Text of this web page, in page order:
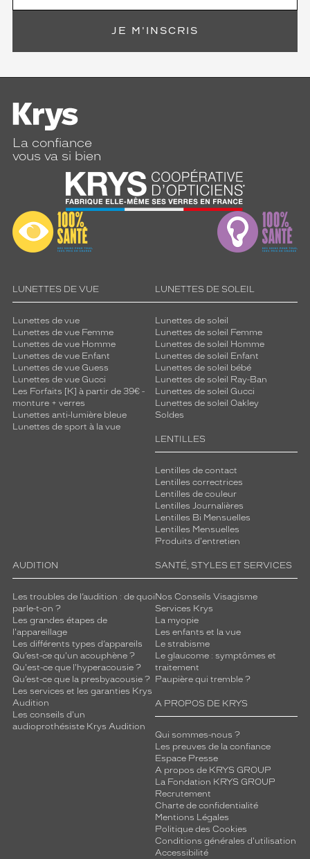
JE M'INSCRIS
La confiance
vous va si bien
LUNETTES DE VUE
Lunettes de vue
Lunettes de vue Femme
Lunettes de vue Homme
Lunettes de vue Enfant
Lunettes de vue Guess
Lunettes de vue Gucci
Les Forfaits [K] à partir de 39€ -
monture + verres
Lunettes anti-lumière bleue
Lunettes de sport à la vue
LUNETTES DE SOLEIL
Lunettes de soleil
Lunettes de soleil Femme
Lunettes de soleil Homme
Lunettes de soleil Enfant
Lunettes de soleil bébé
Lunettes de soleil Ray-Ban
Lunettes de soleil Gucci
Lunettes de soleil Oakley
Soldes
LENTILLES
Lentilles de contact
Lentilles correctrices
Lentilles de couleur
Lentilles Journalières
Lentilles Bi Mensuelles
Lentilles Mensuelles
Produits d'entretien
AUDITION
Les troubles de l’audition : de quoi
parle-t-on ?
Les grandes étapes de
l'appareillage
Les différents types d’appareils
Qu’est-ce qu'un acouphène ?
Qu'est-ce que l'hyperacousie ?
Qu’est-ce que la presbyacousie ?
Les services et les garanties Krys
Audition
Les conseils d'un
audioprothésiste Krys Audition
SANTÉ, STYLES ET SERVICES
Nos Conseils Visagisme
Services Krys
La myopie
Les enfants et la vue
Le strabisme
Le glaucome : symptômes et
traitement
Paupière qui tremble ?
A PROPOS DE KRYS
Qui sommes-nous ?
Les preuves de la confiance
Espace Presse
A propos de KRYS GROUP
La Fondation KRYS GROUP
Recrutement
Charte de confidentialité
Mentions Légales
Politique des Cookies
Conditions générales d'utilisation
Accessibilité